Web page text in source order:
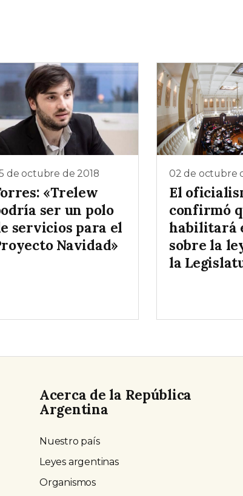
de octubre de 2018
«Trelew
ser un polo
servicios para el
Navidad»
02 de octubre
El
confirmó
habilitará
sobre la
la
Acerca de la República
Argentina
Nuestro país
Leyes argentinas
Organismos